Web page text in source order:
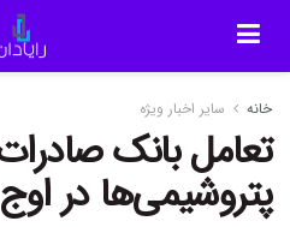
خانه سایر اخبار ویژه
تعامل بانک صادرات
پتروشیمی‌ها در اوج